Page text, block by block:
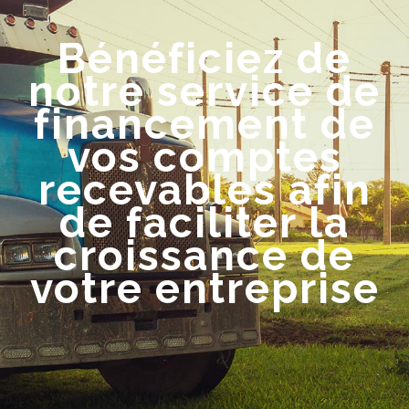
Bénéficiez de
notre service de
financement de
vos comptes
recevables afin
de faciliter la
croissance de
votre entreprise